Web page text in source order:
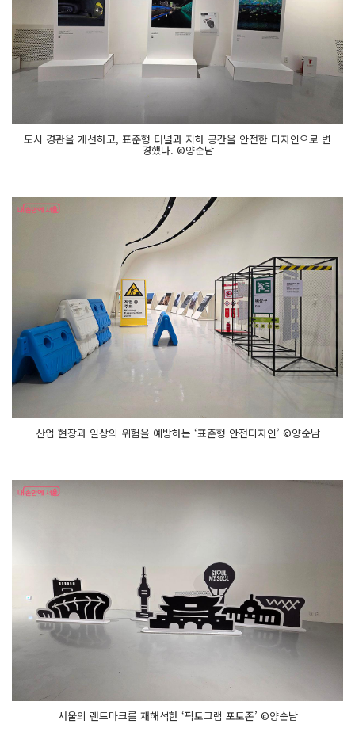
도시 경관을 개선하고, 표준형 터널과 지하 공간을 안전한 디자인으로 변
경했다. ©양순남
산업 현장과 일상의 위험을 예방하는 ‘표준형 안전디자인’ ©양순남
서울의 랜드마크를 재해석한 ‘픽토그램 포토존’ ©양순남